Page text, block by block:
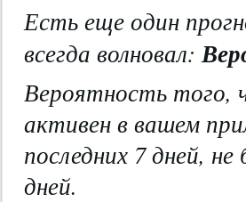
Есть еще один
всегда волновал:
Вероятность того,
активен в вашем
последних 7 дней,
дней.